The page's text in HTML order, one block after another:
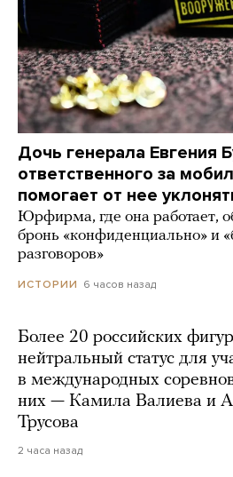
Дочь генерала Евгения
ответственного за
помогает от нее
Юрфирма, где она работает,
бронь «конфиденциально» и
разговоров»
ИСТОРИИ 6 часов назад
Более 20 российских
нейтральный статус для
в международных
них — Камила Валиева и
Трусова
2 часа назад